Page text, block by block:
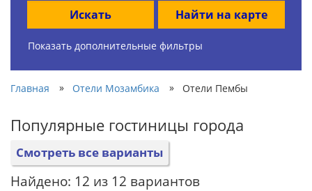
Искать Найти на карте
Показать дополнительные фильтры
Главная » Отели Мозамбика » Отели Пембы
Популярные гостиницы города
Смотреть все варианты
Найдено: 12 из 12 вариантов